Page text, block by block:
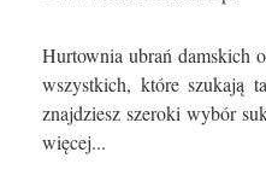
Hurtownia ubrań damskich
wszystkich, które szukają
znajdziesz szeroki wybór
więcej...